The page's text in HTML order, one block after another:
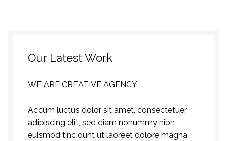
Our Latest Work
WE ARE CREATIVE AGENCY
Accum luctus dolor sit amet, consectetuer
adipiscing elit, sed diam nonummy nibh
euismod tincidunt ut laoreet dolore magna